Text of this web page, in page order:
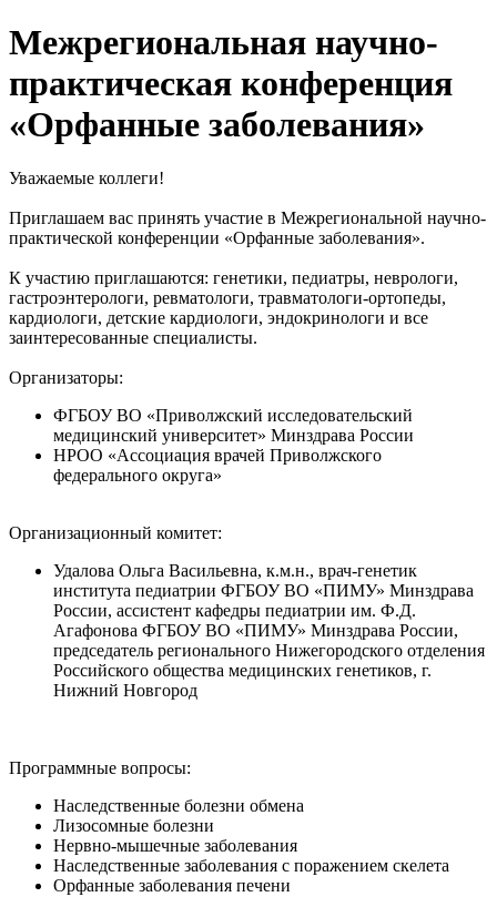
Межрегиональная научно-
практическая конференция
«Орфанные заболевания»
Уважаемые коллеги!
Приглашаем вас принять участие в Межрегиональной научно-
практической конференции «Орфанные заболевания».
К участию приглашаются: генетики, педиатры, неврологи,
гастроэнтерологи, ревматологи, травматологи-ортопеды,
кардиологи, детские кардиологи, эндокринологи и все
заинтересованные специалисты.
Организаторы:
ФГБОУ ВО «Приволжский исследовательский
медицинский университет» Минздрава России
НРОО «Ассоциация врачей Приволжского
федерального округа»
Организационный комитет:
Удалова Ольга Васильевна, к.м.н., врач-генетик
института педиатрии ФГБОУ ВО «ПИМУ» Минздрава
России, ассистент кафедры педиатрии им. Ф.Д.
Агафонова ФГБОУ ВО «ПИМУ» Минздрава России,
председатель регионального Нижегородского отделения
Российского общества медицинских генетиков, г.
Нижний Новгород
Программные вопросы:
Наследственные болезни обмена
Лизосомные болезни
Нервно-мышечные заболевания
Наследственные заболевания с поражением скелета
Орфанные заболевания печени